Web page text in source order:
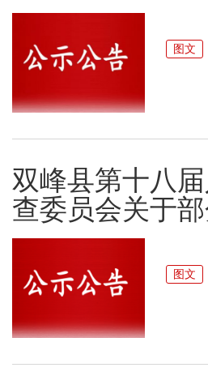
图文
双峰县第十八
查委员会关于
图文